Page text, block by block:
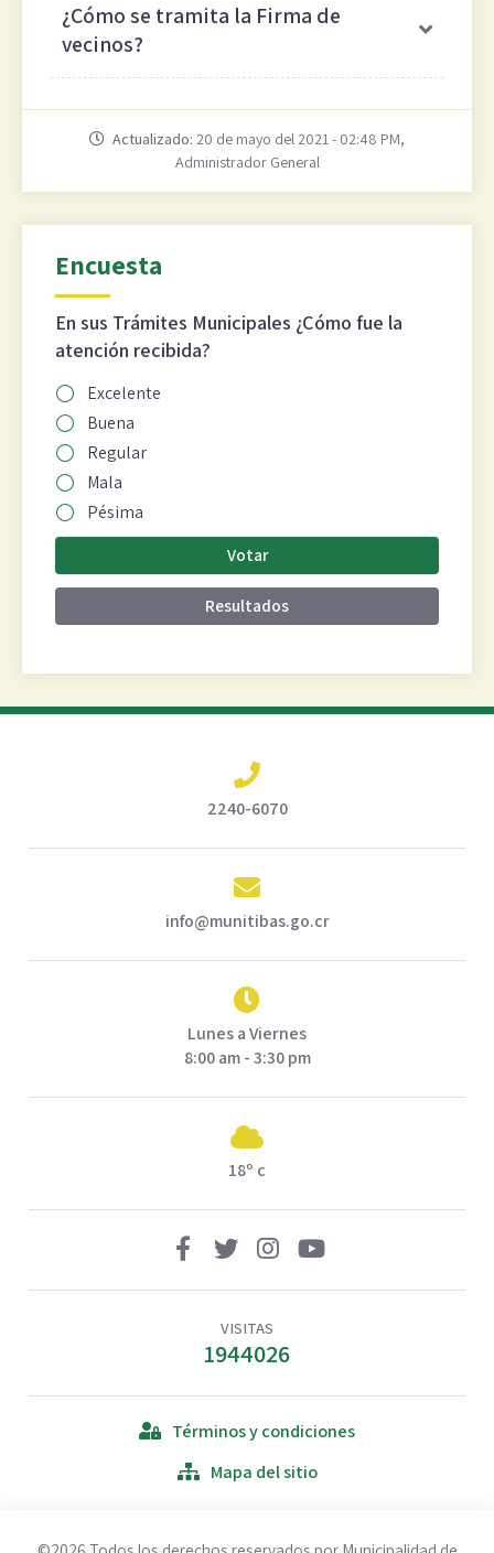
Encuesta
En sus Trámites Municipales ¿Cómo fue la
atención recibida?
Excelente
Buena
Regular
Mala
Pésima
Votar
Resultados
¿Cómo se tramita la Firma de
vecinos?
Actualizado: 20 de mayo del 2021 - 02:48 PM,
Administrador General
2240-6070
info@munitibas.go.cr
Lunes a Viernes
8:00 am - 3:30 pm
18º c
VISITAS
1944026
Términos y condiciones
Mapa del sitio